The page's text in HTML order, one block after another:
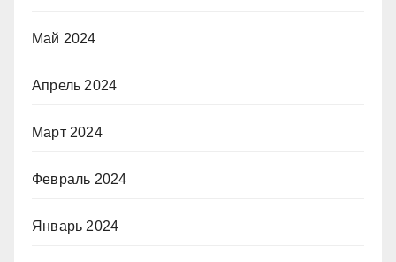
Май 2024
Апрель 2024
Март 2024
Февраль 2024
Январь 2024